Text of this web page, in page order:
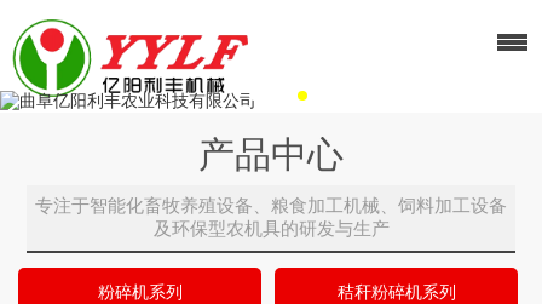
产品中心
专注于智能化畜牧养殖设备、粮食加工机械、饲料加工设备
及环保型农机具的研发与生产
粉碎机系列 秸秆粉碎机系列